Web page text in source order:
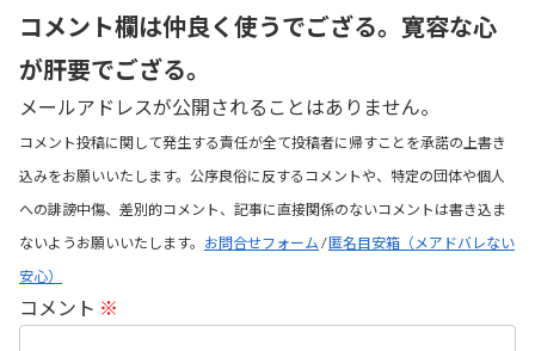
コメント欄は仲良く使うでござる。寛容な心
が肝要でござる。
メールアドレスが公開されることはありません。
コメント投稿に関して発生する責任が全て投稿者に帰すことを承諾の上書き
込みをお願いいたします。公序良俗に反するコメントや、特定の団体や個人
への誹謗中傷、差別的コメント、記事に直接関係のないコメントは書き込ま
ないようお願いいたします。 お問合せフォーム /匿名目安箱（メアドバレない
安心）
コメント ※